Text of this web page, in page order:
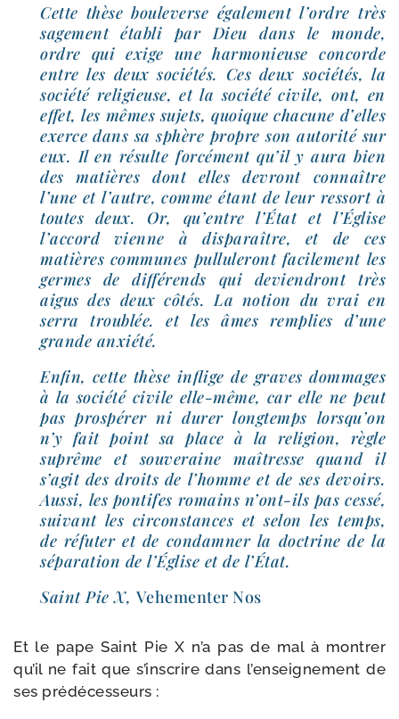
Cette thèse bou­le­verse éga­le­ment l’ordre très
sage­ment éta­bli par Dieu dans le monde,
ordre qui exige une har­mo­nieuse concorde
entre les deux socié­tés. Ces deux socié­tés, la
socié­té reli­gieuse, et la socié­té civile, ont, en
effet, les mêmes sujets, quoique cha­cune d’elles
exerce dans sa sphère propre son auto­ri­té sur
eux. Il en résulte for­cé­ment qu’il y aura bien
des matières dont elles devront connaître
l’une et l’autre, comme étant de leur res­sort à
toutes deux. Or, qu’entre l’État et l’Église
l’accord vienne à dis­pa­raître, et de ces
matières com­munes pul­lu­le­ront faci­le­ment les
germes de dif­fé­rends qui devien­dront très
aigus des deux côtés. La notion du vrai en
ser­ra trou­blée. et les âmes rem­plies d’une
grande anxiété.
Enfin, cette thèse inflige de graves dom­mages
à la socié­té civile elle-​même, car elle ne peut
pas pros­pé­rer ni durer long­temps lorsqu’on
n’y fait point sa place à la reli­gion, règle
suprême et sou­ve­raine maî­tresse quand il
s’agit des droits de l’homme et de ses devoirs.
Aussi, les pon­tifes romains n’ont-ils pas ces­sé,
sui­vant les cir­cons­tances et selon les temps,
de réfu­ter et de condam­ner la doc­trine de la
sépa­ra­tion de l’Église et de l’État.
Saint Pie X, Vehementer Nos
Et le pape Saint Pie X n’a pas de mal à mon­trer
qu’il ne fait que s’ins­crire dans l’en­sei­gne­ment de
ses prédécesseurs :